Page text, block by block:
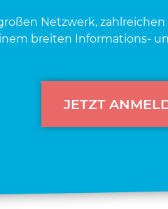
Netz­werk,
brei­ten Infor­ma­ti­ons-
JETZT